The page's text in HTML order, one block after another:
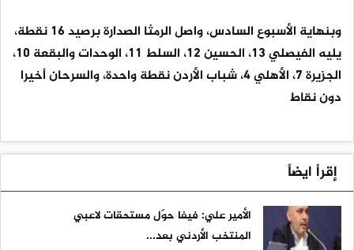
وبنهاية الأسبوع السادس، واصل الرمثا الصدارة برصيد 16 نقطة،
يليه الفيصلي 13، الحسين 12، السلط 11، الوحدات والبقعة 10،
الجزيرة 7، الأهلي 4، شباب الأردن نقطة واحدة، والسرحان أخيرا
دون نقاط
إقرأ ايضاً
الأمير علي: فيفا حوّل مستحقات لاعبي
المنتخب الأردني بعد...